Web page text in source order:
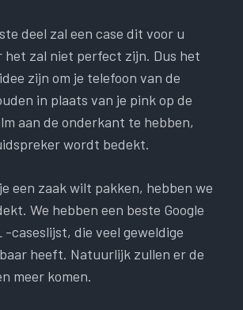
deel zal een case dit voor u
het zal niet perfect zijn. Dus het
zijn om je telefoon van de
in plaats van je pink op de
aan de onderkant te hebben,
wordt bedekt.
een zaak wilt pakken, hebben we
We hebben een beste Google
-caseslijst, die veel geweldige
heeft. Natuurlijk zullen er de
meer komen.